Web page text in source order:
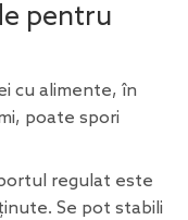
pentru
cu alimente, în
poate spori
regulat este
Se pot stabili